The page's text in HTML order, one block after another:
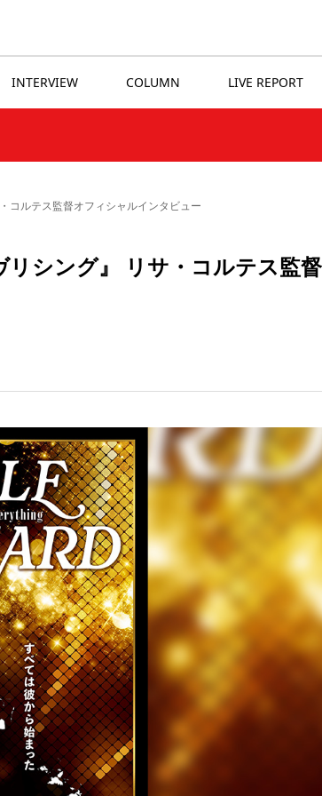
INTERVIEW COLUMN LIVE REPORT
コルテス監督オフィシャルインタビュー
リシング』 リサ・コルテス監